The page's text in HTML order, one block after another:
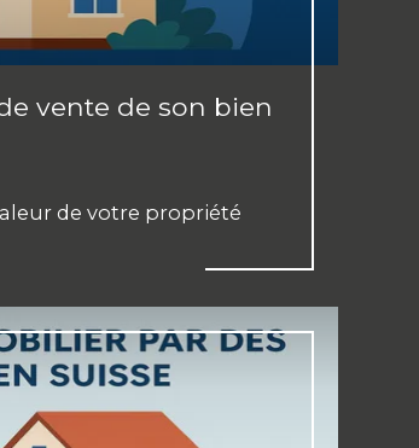
vente de son bien
de votre propriété